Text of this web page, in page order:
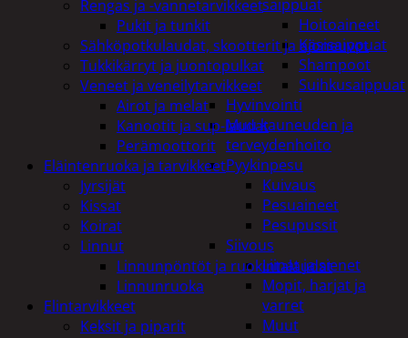
saippuat
Hoitoaineet
Käsisaippuat
Shampoot
Suihkusaippuat
Hyvinvointi
Muu kauneuden ja
terveydenhoito
Pyykinpesu
Kuivaus
Pesuaineet
Pesupussit
Siivous
Liinat ja sienet
Mopit, harjat ja
varret
Muut
Rengas ja -vannetarvikkeet
Pukit ja tunkit
Sähköpotkulaudat, skootterit ja ajoneuvot
Tukkikärryt ja juontopulkat
Veneet ja veneilytarvikkeet
Airot ja melat
Kanootit ja sup-laudat
Perämoottorit
Eläintenruoka ja tarvikkeet
Jyrsijät
Kissat
Koirat
Linnut
Linnunpöntöt ja ruokintalaudat
Linnunruoka
Elintarvikkeet
Keksit ja piparit